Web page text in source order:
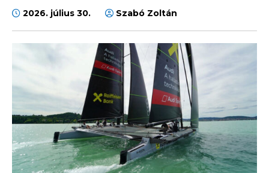
2026. július 30. Szabó Zoltán